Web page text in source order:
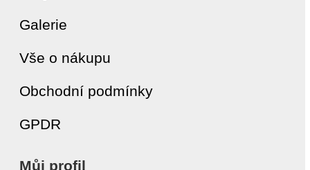
Galerie
Vše o nákupu
Obchodní podmínky
GPDR
Můj profil